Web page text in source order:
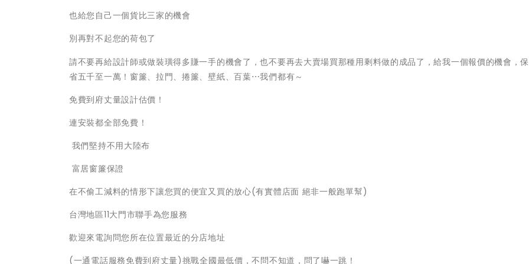
也給您自己一個貨比三家的機會
別再對不起您的荷包了
請不要再給設計師或做裝璜得多賺一手的機會了，也不要再去大賣場買那種用剩料做的成品了，給我一個報價的機會，
省五千至一萬！窗簾、拉門、捲簾、壁紙、百葉⋯我們都有～
免費到府丈量設計估價！
連安裝都全部免費！
我們堅持不用大陸布
富居窗簾保證
在不偷工減料的情形下讓您買的便宜又買的放心(有實體店面 絕非一般跑單幫)
台灣地區11大門市聯手為您服務
歡迎來電詢問您所在位置最近的分店地址
(一通電話服務免費到府丈量)挑戰全國最低價，不問不知道，問了嚇一跳！